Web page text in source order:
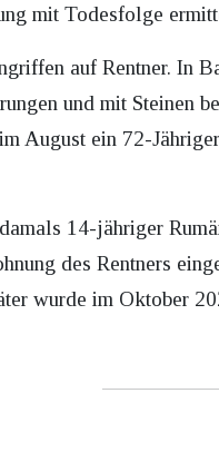
mit Todesfolge
auf Rentner. In
und mit Steinen
August ein 72-
14-jähriger
des Rentners
wurde im Oktober